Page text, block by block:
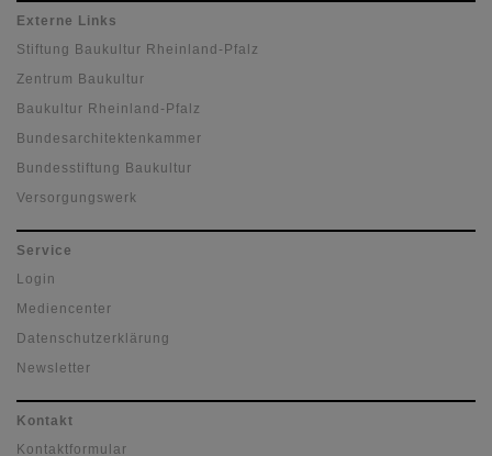
Externe Links
Stiftung Baukultur Rheinland-Pfalz
Zentrum Baukultur
Baukultur Rheinland-Pfalz
Bundesarchitektenkammer
Bundesstiftung Baukultur
Versorgungswerk
Service
Login
Mediencenter
Datenschutzerklärung
Newsletter
Kontakt
Kontaktformular